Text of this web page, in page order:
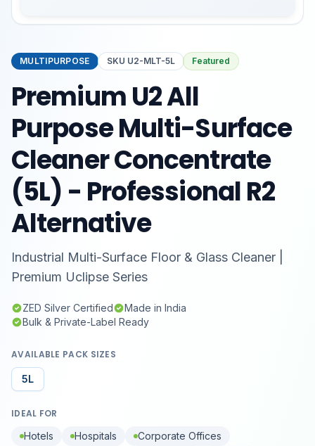
MULTIPURPOSE SKU U2-MLT-5L Featured
Premium U2 All
Purpose Multi-Surface
Cleaner Concentrate
(5L) - Professional R2
Alternative
Industrial Multi-Surface Floor & Glass Cleaner |
Premium Uclipse Series
ZED Silver Certified
Made in India
Bulk & Private-Label Ready
AVAILABLE PACK SIZES
5L
IDEAL FOR
Hotels
Hospitals
Corporate Offices